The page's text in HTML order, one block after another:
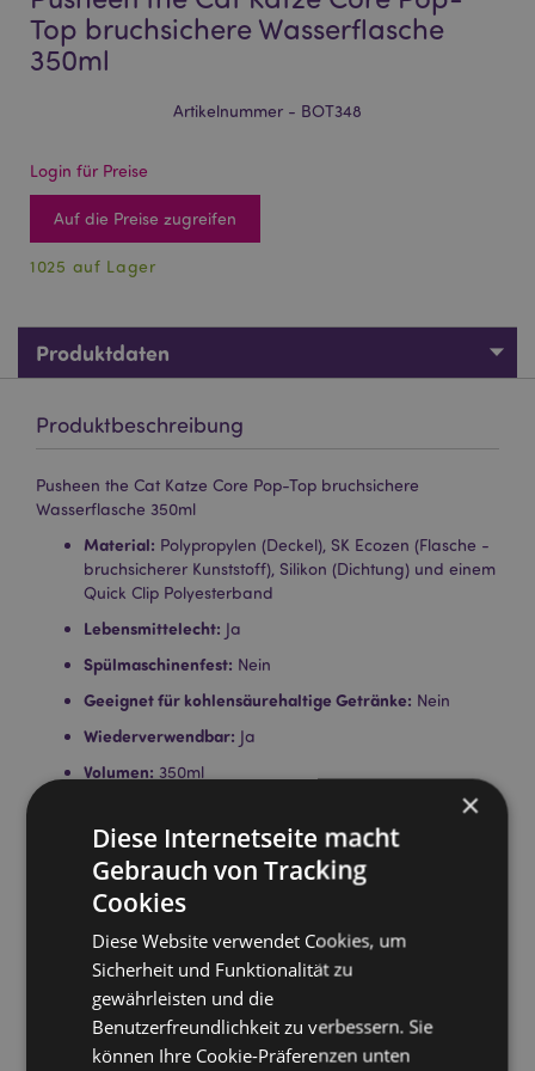
Top bruchsichere Wasserflasche
350ml
Artikelnummer - BOT348
Login für Preise
Auf die Preise zugreifen
1025 auf Lager
Produktdaten
Produktbeschreibung
Pusheen the Cat Katze Core Pop-Top bruchsichere
Wasserflasche 350ml
Material: Polypropylen (Deckel), SK Ecozen (Flasche -
bruchsicherer Kunststoff), Silikon (Dichtung) und einem
Quick Clip Polyesterband
Lebensmittelecht: Ja
Spülmaschinenfest: Nein
Geeignet für kohlensäurehaltige Getränke: Nein
Wiederverwendbar: Ja
Volumen: 350ml
Lizenz-Informationen:Dieses Produkt ist für die unten
aufgeführten Länder vollständig lizenziert. Wenn Sie
sich außerhalb dieser Gebiete befinden, versuchen
Sie bitte nicht, dieses Produkt zu kaufen. Andernfalls
wird es aus Ihrer Bestellung entfernt. Für weitere
Informationen wenden Sie sich bitte an unseren
Kundenservice.
Lizenzierte Gebiete: Åland-Inseln, Albanien, Andorra,
Österreich, Aserbaidschan, Azoren (Portugal),
Balearen (Spanien), Weißrussland, Belgien, Bermuda,
×
Diese Internetseite macht
Gebrauch von Tracking
Cookies
Diese Website verwendet Cookies, um
Sicherheit und Funktionalität zu
gewährleisten und die
Benutzerfreundlichkeit zu verbessern. Sie
können Ihre Cookie-Präferenzen unten